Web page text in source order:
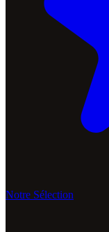
Notre Sélection